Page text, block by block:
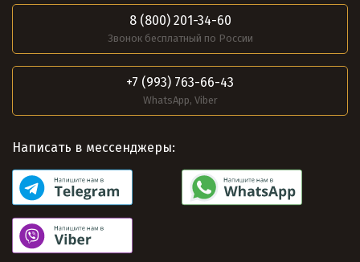
8 (800) 201-34-60
Звонок бесплатный по России
+7 (993) 763-66-43
WhatsApp, Viber
Написать в мессенджеры: